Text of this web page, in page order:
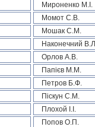
Мироненко М.І.
Момот С.В.
Мошак С.М.
Наконечний
Орлов А.В.
Папієв М.М.
Петров Б.Ф.
Піскун С.М.
Плохой І.І.
Попов О.П.